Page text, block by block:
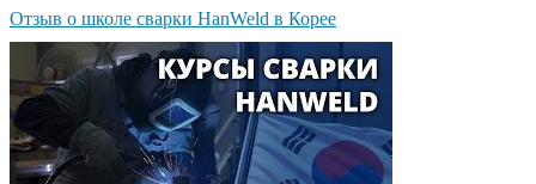
Отзыв о школе сварки HanWeld в Корее